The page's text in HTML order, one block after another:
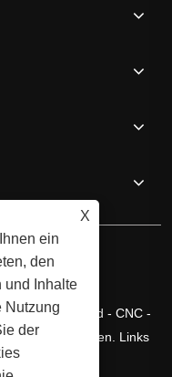
Factory Limited - CNC -
vorbehalten. Links
X
ein
den
und Inhalte
Nutzung
der